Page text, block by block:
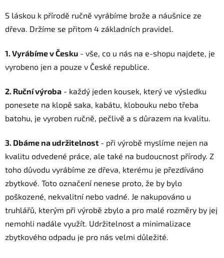
S láskou k přírodě ručně vyrábíme brože a náušnice ze
dřeva. Držíme se přitom 4 základních pravidel.
1. Vyrábíme v Česku - vše, co u nás na e-shopu najdete, je
vyrobeno jen a pouze v České republice.
2. Ruční výroba - každý jeden kousek, který ve výsledku
ponesete na klopě saka, kabátu, klobouku nebo třeba
batohu, je vyroben ručně, pečlivě a s důrazem na kvalitu.
3. Dbáme na udržitelnost - při výrobě myslíme nejen na
kvalitu odvedené práce, ale také na budoucnost přírody. Z
toho důvodu vyrábíme ze dřeva, kterému je přezdíváno
zbytkové. Toto označení nenese proto, že by bylo
poškozené, nekvalitní nebo vadné. Je nakupováno u
truhlářů, kterým při výrobě zbylo a pro malé rozměry by jej
nemohli nadále využít. Udržitelnost a minimalizace
zbytkového odpadu je pro nás velmi důležité.